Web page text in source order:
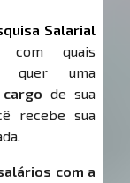
Salarial
com quais
quer uma
de sua
recebe sua
com a